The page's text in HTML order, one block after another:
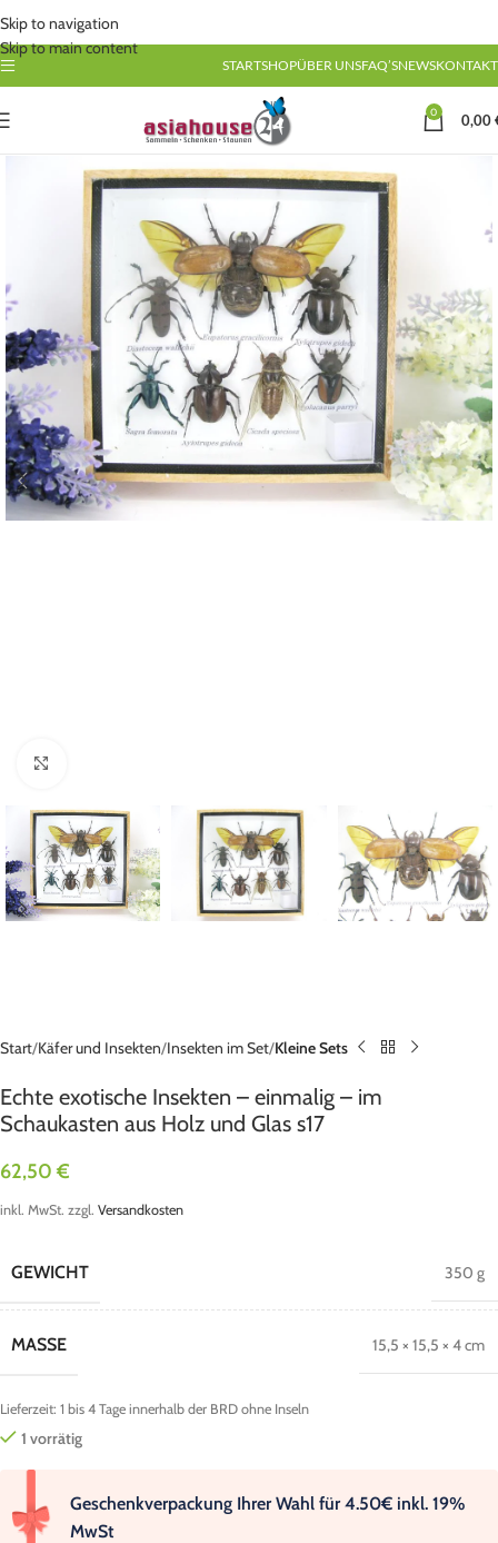
Skip to navigation
Skip to main content
STARTSHOPÜBER UNSFAQ’SNEWSKONTAKT
0 0,00
Start Käfer und Insekten Insekten im Set Kleine Sets
Echte exotische Insekten – einmalig – im
Schaukasten aus Holz und Glas s17
62,50€
inkl. MwSt. zzgl. Versandkosten
GEWICHT 350 g
MASSE 15,5 × 15,5 × 4 cm
Lieferzeit: 1 bis 4 Tage innerhalb der BRD ohne Inseln
1 vorrätig
Geschenkverpackung Ihrer Wahl für 4.50€ inkl. 19%
MwSt